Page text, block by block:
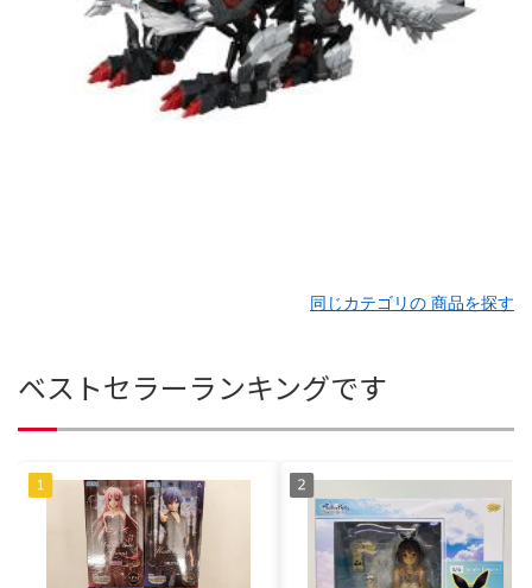
同じカテゴリの 商品を探す
ベストセラーランキングです